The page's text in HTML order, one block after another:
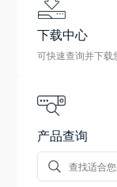
下载中心
可快速查询并下载
产品查询